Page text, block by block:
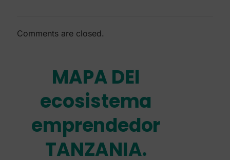
Comments are closed.
MAPA DEl
ecosistema
emprendedor
TANZANIA.